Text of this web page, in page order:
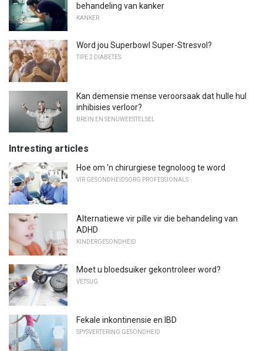
behandeling van kanker
KANKER
Word jou Superbowl Super-Stresvol?
TIPE 2 DIABETES
Kan demensie mense veroorsaak dat hulle hul
inhibisies verloor?
BREIN EN SENUWEESTELSEL
Intresting articles
Hoe om 'n chirurgiese tegnoloog te word
VIR GESONDHEIDSORG PROFESSIONALS
Alternatiewe vir pille vir die behandeling van
ADHD
KINDERGESONDHEID
Moet u bloedsuiker gekontroleer word?
VETSUG
Fekale inkontinensie en IBD
SPYSVERTERING GESONDHEID